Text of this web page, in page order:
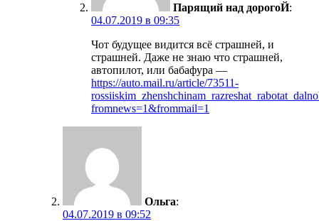
Парящий над дорогоЙ:
04.07.2019 в 09:35
Чот будущее видится всё страшней, и
страшней. Даже не знаю что страшней,
автопилот, или бабафура —
https://auto.mail.ru/article/73511-
fromnews=1&frommail=1
Ольга:
04.07.2019 в 09:52